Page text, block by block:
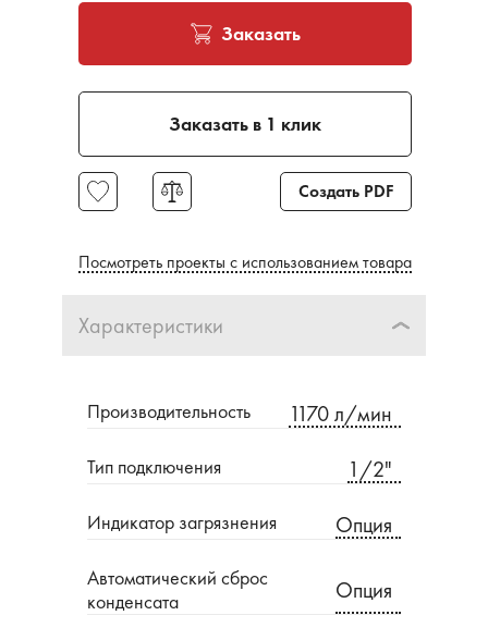
Заказать
Заказать в 1 клик
Создать PDF
Посмотреть проекты с использованием товара
Характеристики
Производительность 1170 л/мин
Тип подключения 1/2"
Индикатор загрязнения Опция
Автоматический сброс
конденсата
Опция